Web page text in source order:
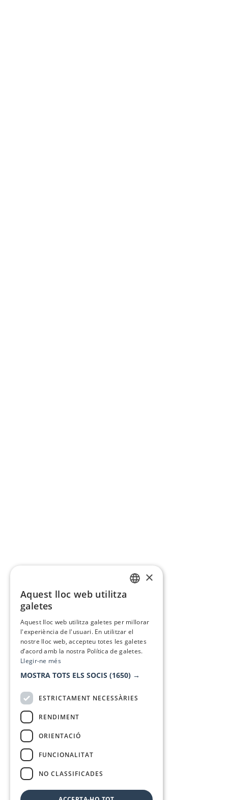
×
Aquest lloc web utilitza
galetes
Aquest lloc web utilitza galetes per millorar
l'experiència de l'usuari. En utilitzar el
nostre lloc web, accepteu totes les galetes
d’acord amb la nostra Política de galetes.
Llegir-ne més
MOSTRA TOTS ELS SOCIS (1650) →
ESTRICTAMENT NECESSÀRIES
RENDIMENT
ORIENTACIÓ
FUNCIONALITAT
NO CLASSIFICADES